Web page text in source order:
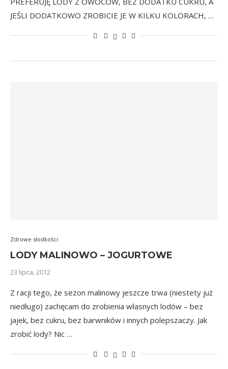
JEŚLI DODATKOWO ZROBICIE JE W KILKU KOLORACH, …
Zdrowe słodkości
LODY MALINOWO – JOGURTOWE
23 lipca, 2012
Z racji tego, że sezon malinowy jeszcze trwa (niestety już
niedługo) zachęcam do zrobienia własnych lodów – bez
jajek, bez cukru, bez barwników i innych polepszaczy. Jak
zrobić lody? Nic …